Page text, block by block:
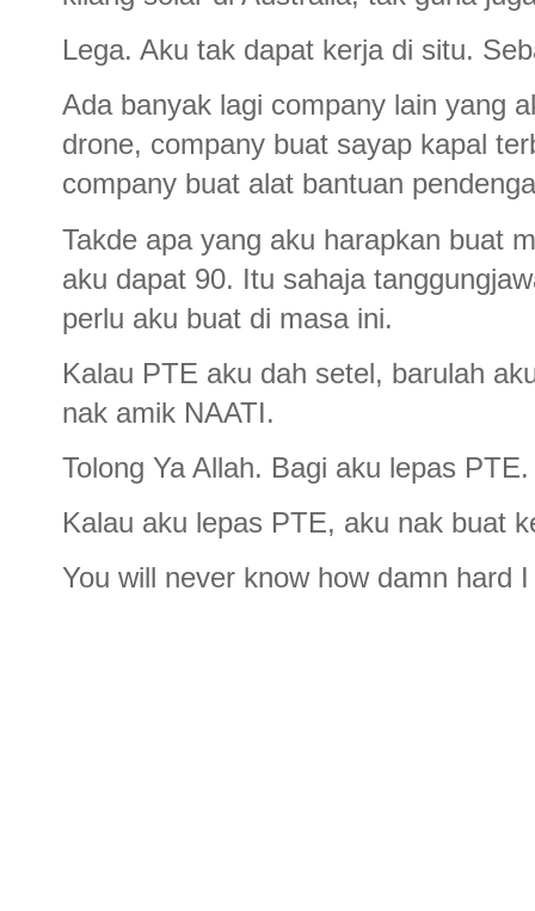
Lega. Aku tak dapat kerja di situ.
Ada banyak lagi company lain yang
drone, company buat sayap kapal
company buat alat bantuan
Takde apa yang aku harapkan buat
aku dapat 90. Itu sahaja
perlu aku buat di masa ini.
Kalau PTE aku dah setel, barulah
nak amik NAATI.
Tolong Ya Allah. Bagi aku lepas PTE.
Kalau aku lepas PTE, aku nak buat
You will never know how damn hard